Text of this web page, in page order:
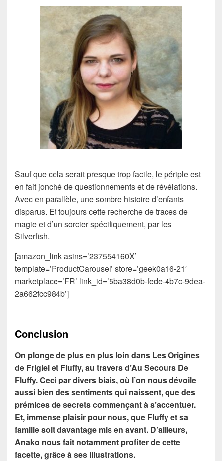
Sauf que cela serait presque trop facile, le périple est
en fait jonché de questionnements et de révélations.
Avec en parallèle, une sombre histoire d’enfants
disparus. Et toujours cette recherche de traces de
magie et d’un sorcier spécifiquement, par les
Silverfish.
[amazon_link asins=’237554160X’
template=’ProductCarousel’ store=’geek0a16-21′
marketplace=’FR’ link_id=’5ba38d0b-fede-4b7c-9dea-
2a662fcc984b’]
Conclusion
On plonge de plus en plus loin dans Les Origines
de Frigiel et Fluffy, au travers d’Au Secours De
Fluffy. Ceci par divers biais, où l’on nous dévoile
aussi bien des sentiments qui naissent, que des
prémices de secrets commençant à s’accentuer.
Et, immense plaisir pour nous, que Fluffy et sa
famille soit davantage mis en avant. D’ailleurs,
Anako nous fait notamment profiter de cette
facette, grâce à ses illustrations.